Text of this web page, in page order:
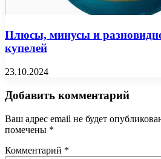
Плюсы, минусы и
купелей
23.10.2024
Добавить комментарий
Ваш адрес email не будет
помечены *
Комментарий *